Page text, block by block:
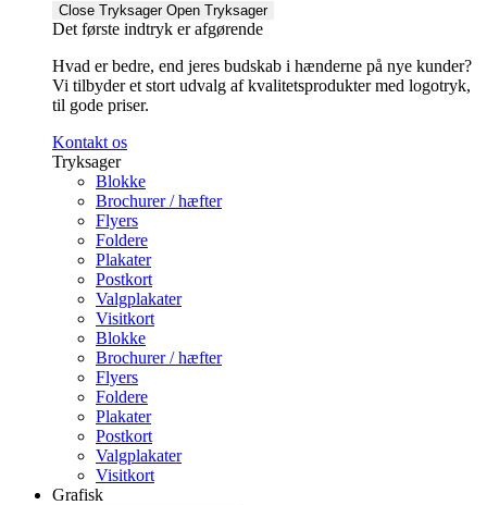
Close Tryksager Open Tryksager
Det første indtryk er afgørende
Hvad er bedre, end jeres budskab i hænderne på nye kunder?
Vi tilbyder et stort udvalg af kvalitetsprodukter med logotryk,
til gode priser.
Kontakt os
Tryksager
Blokke
Brochurer / hæfter
Flyers
Foldere
Plakater
Postkort
Valgplakater
Visitkort
Blokke
Brochurer / hæfter
Flyers
Foldere
Plakater
Postkort
Valgplakater
Visitkort
Grafisk